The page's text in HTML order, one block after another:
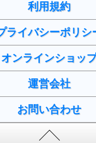
利用規約
ライバシーポリシ
オンラインショッ
運営会社
お問い合わせ